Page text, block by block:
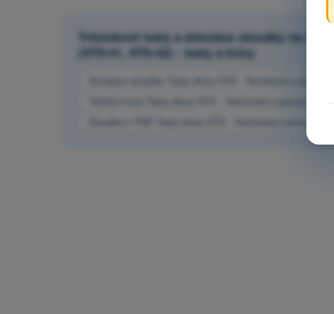
Tréninkové testy a simulace zkoušky na čas
(STS-01, STS-02) - testy a kvízy
Simulace zkoušky Testy drony STS - Technická a
Trénink kvízů Testy drony STS - Technická a provozní
Zkouška v PDF Testy drony STS - Technická a provozní